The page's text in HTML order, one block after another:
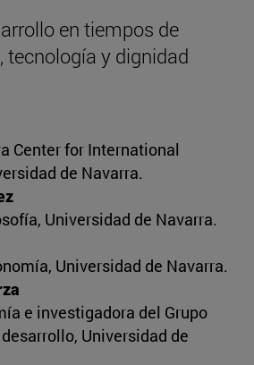
en tiempos de
tecnología y dignidad
Center for International
de Navarra.
Universidad de Navarra.
Universidad de Navarra.
e investigadora del Grupo
Universidad de